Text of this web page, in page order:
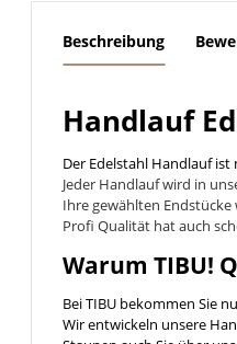
Beschreibung
Handlauf
Der Edelstahl Handlauf
Jeder Handlauf wird in
Ihre gewählten
Profi Qualität hat auch
Warum TIBU!
Bei TIBU bekommen Sie
Wir entwickeln unsere